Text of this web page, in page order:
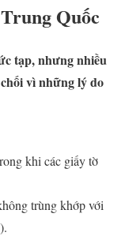
Quốc
tạp, nhưng nhiều
vì những lý do
khi các giấy tờ
trùng khớp với